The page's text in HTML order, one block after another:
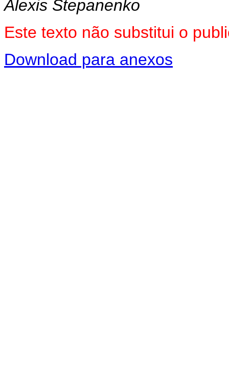
Alexis Stepanenko
Este texto não substitui o
Download para anexos